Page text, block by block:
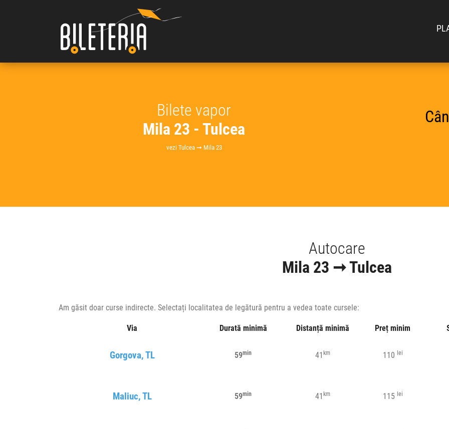
Bilete vapor
Mila 23 - Tulcea
vezi Tulcea ➞ Mila 23
Autocare
Mila 23 ➞ Tulcea
Am găsit doar curse indirecte. Selectați localitatea de legătură pentru a vedea toate cursele:
Via Durată minimă Distanță minimă Preț minim
Gorgova, TL 59min 41 km 110 lei
Maliuc, TL 59min 41 km 115 lei